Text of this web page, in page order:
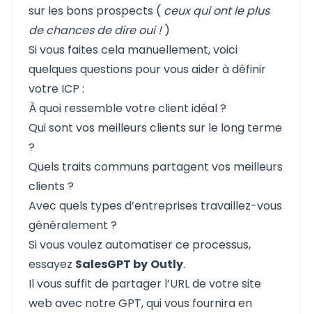
sur les bons prospects ( ceux qui ont le plus
de chances de dire oui !)
Si vous faites cela manuellement, voici
quelques questions pour vous aider à définir
votre ICP :
À quoi ressemble votre client idéal ?
Qui sont vos meilleurs clients sur le long terme
?
Quels traits communs partagent vos meilleurs
clients ?
Avec quels types d’entreprises travaillez-vous
généralement ?
Si vous voulez automatiser ce processus,
essayez SalesGPT by Outly.
Il vous suffit de partager l’URL de votre site
web avec notre GPT, qui vous fournira en